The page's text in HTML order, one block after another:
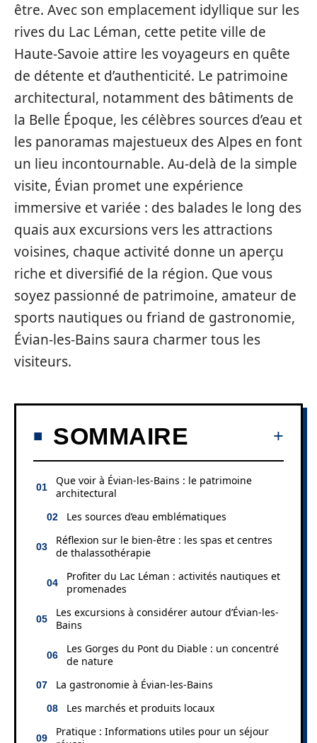
être. Avec son emplacement idyllique sur les
rives du Lac Léman, cette petite ville de
Haute-Savoie attire les voyageurs en quête
de détente et d’authenticité. Le patrimoine
architectural, notamment des bâtiments de
la Belle Époque, les célèbres sources d’eau et
les panoramas majestueux des Alpes en font
un lieu incontournable. Au-delà de la simple
visite, Évian promet une expérience
immersive et variée : des balades le long des
quais aux excursions vers les attractions
voisines, chaque activité donne un aperçu
riche et diversifié de la région. Que vous
soyez passionné de patrimoine, amateur de
sports nautiques ou friand de gastronomie,
Évian-les-Bains saura charmer tous les
visiteurs.
SOMMAIRE
Que voir à Évian-les-Bains : le patrimoine
architectural
Les sources d’eau emblématiques
Réflexion sur le bien-être : les spas et centres
de thalassothérapie
Profiter du Lac Léman : activités nautiques et
promenades
Les excursions à considérer autour d’Évian-les-
Bains
Les Gorges du Pont du Diable : un concentré
de nature
La gastronomie à Évian-les-Bains
Les marchés et produits locaux
Pratique : Informations utiles pour un séjour